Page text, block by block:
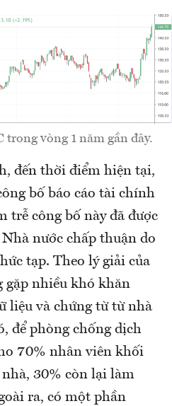
trong vòng 1 năm gần đây.
đến thời điểm hiện tại,
bố báo cáo tài chính
trễ công bố này đã được
nước chấp thuận do
tạp. Theo lý giải của
gặp nhiều khó khăn
liệu và chứng từ từ nhà
để phòng chống dịch
70% nhân viên khối
30% còn lại làm
ra, có một phần